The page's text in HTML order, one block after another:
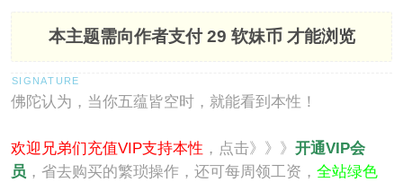
本主题需向作者支付29 软妹币 才能浏览
佛陀认为，当你五蕴皆空时，就能看到本性！
欢迎兄弟们充值VIP支持本性 ，点击》》》 开通VIP会
员 ，省去购买的繁琐操作，还可每周领工资， 全站绿色